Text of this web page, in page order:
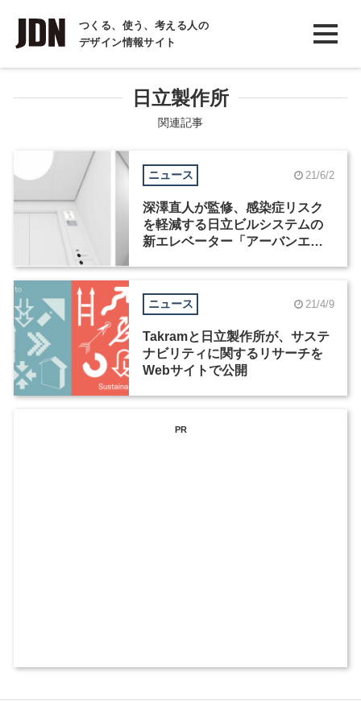
つくる、使う、考える人の
デザイン情報サイト
INTERVIEW
インタビュー
COLUMN
コラム
日立製作所
関連記事
ニュース 21/6/2
深澤直人が監修、感染症リスク
を軽減する日立ビルシステムの
新エレベーター「アーバンエー
ニュース 21/4/9
Takramと日立製作所が、サステ
ナビリティに関するリサーチを
Webサイトで公開
PR